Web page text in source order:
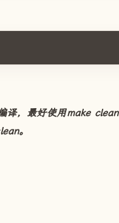
译，最好使用make
。